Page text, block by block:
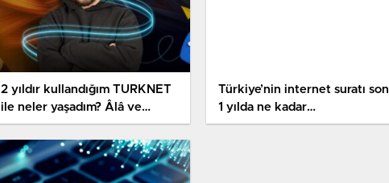
2 yıldır kullandığım TURKNET
ile neler yaşadım? Âlâ ve
makûs yanlarıyla!
Türkiye’nin internet suratı son
1 yılda ne kadar
değişti? Sonuç şaşırtıcı